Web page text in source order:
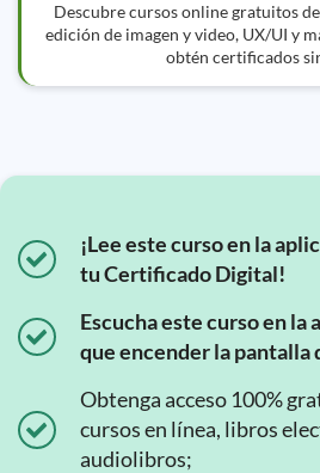
Descubre cursos online gratuitos
edición de imagen y video, UX/UI y
obtén certificados
¡Lee este curso en la
tu Certificado Digital!
Escucha este curso en
que encender la pantalla
Obtenga acceso 100%
cursos en línea, libros
audiolibros;